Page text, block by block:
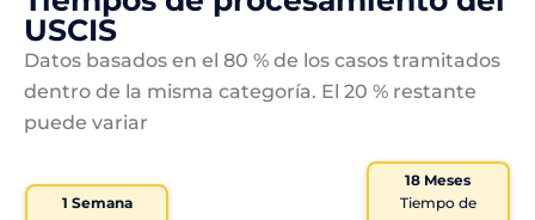
USCIS
Datos basados en el 80 % de los casos tramitados
dentro de la misma categoría. El 20 % restante
puede variar
1 Semana
18 Meses
Tiempo de